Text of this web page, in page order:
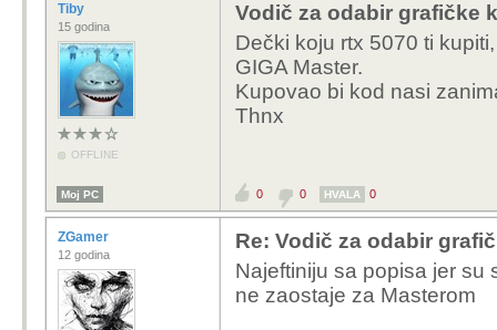
Tiby
15 godina
OFFLINE
Vodič za odabir grafičke
Dečki koju rtx 5070 ti
GIGA Master.
Kupovao bi kod nasi
Thnx
Moj PC 0 0 HVALA 0
ZGamer
12 godina
Re: Vodič za odabir
Najeftiniju sa popisa jer su
ne zaostaje za Masterom